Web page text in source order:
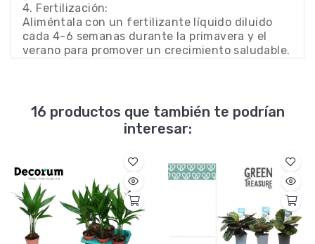
4. Fertilización:
Aliméntala con un fertilizante líquido diluido
cada 4-6 semanas durante la primavera y el
verano para promover un crecimiento saludable.
16 productos que también te podrían
interesar: